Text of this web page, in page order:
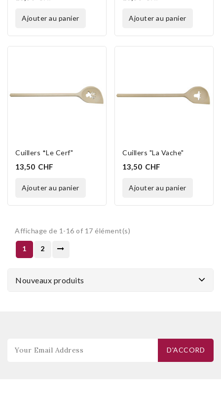
ajouter au panier ajouter au panier
Cuillers *Le Cerf"
13,50 CHF
ajouter au panier
Cuillers "La Vache"
13,50 CHF
ajouter au panier
Affichage de 1-16 of 17 élément(s)
1 2
Nouveaux produits